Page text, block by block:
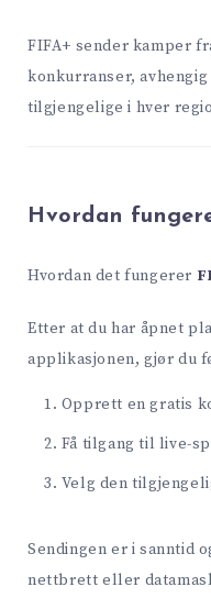
FIFA+ sender kamper
konkurranser,
tilgjengelige i hver
Hvordan
Hvordan det fungerer
Etter at du har åpnet
applikasjonen, gjør du
Opprett en gratis
Få tilgang til live-
Velg den
Sendingen er i sanntid
nettbrett eller